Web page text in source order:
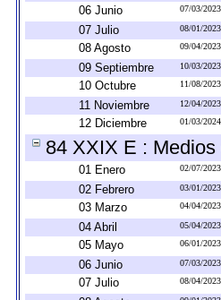
06 Junio 07/03/2023
07 Julio 08/01/2023
08 Agosto 09/04/2023
09 Septiembre 10/03/2023
10 Octubre 11/08/2023
11 Noviembre 12/04/2023
12 Diciembre 01/03/2024
84 XXIX E :
01 Enero 02/07/2023
02 Febrero 03/01/2023
03 Marzo 04/04/2023
04 Abril 05/04/2023
05 Mayo 06/01/2023
06 Junio 07/03/2023
07 Julio 08/04/2023